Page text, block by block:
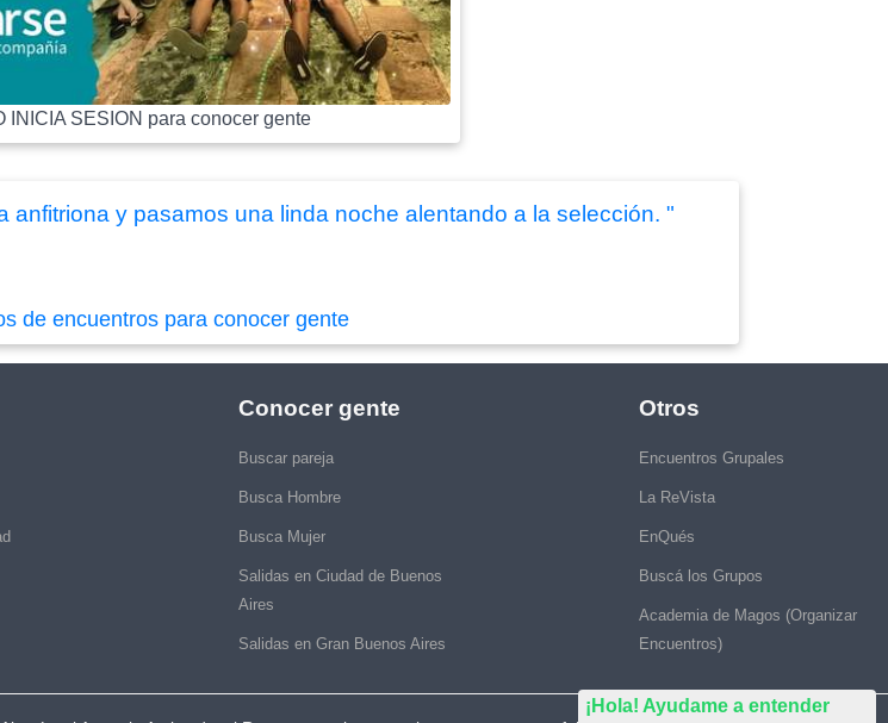
¡Hola! Ayudame a entender
INICIA SESION para conocer gente
y pasamos una linda noche alentando a la selección. "
de encuentros para conocer gente
Conocer gente
Buscar pareja
Busca Hombre
Busca Mujer
Salidas en Ciudad de Buenos
Aires
Salidas en Gran Buenos Aires
Otros
Encuentros Grupales
La ReVista
EnQués
Buscá los Grupos
Academia de Magos (Organizar
Encuentros)